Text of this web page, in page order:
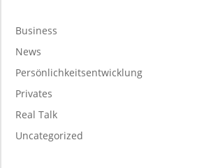
Business
News
Persönlichkeitsentwicklung
Privates
Real Talk
Uncategorized